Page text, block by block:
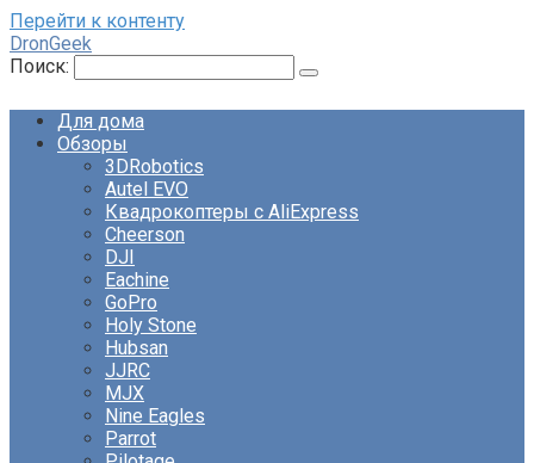
Перейти к контенту
DronGeek
Поиск:
Для дома
Обзоры
3DRobotics
Autel EVO
Квадрокоптеры с AliExpress
Cheerson
DJI
Eachine
GoPro
Holy Stone
Hubsan
JJRC
MJX
Nine Eagles
Parrot